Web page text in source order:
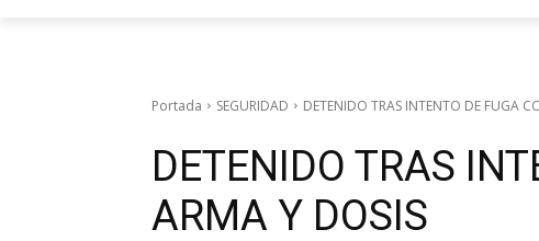
Portada SEGURIDAD DETENIDO TRAS INTENTO DE FUGA
DETENIDO TRAS
ARMA Y DOSIS